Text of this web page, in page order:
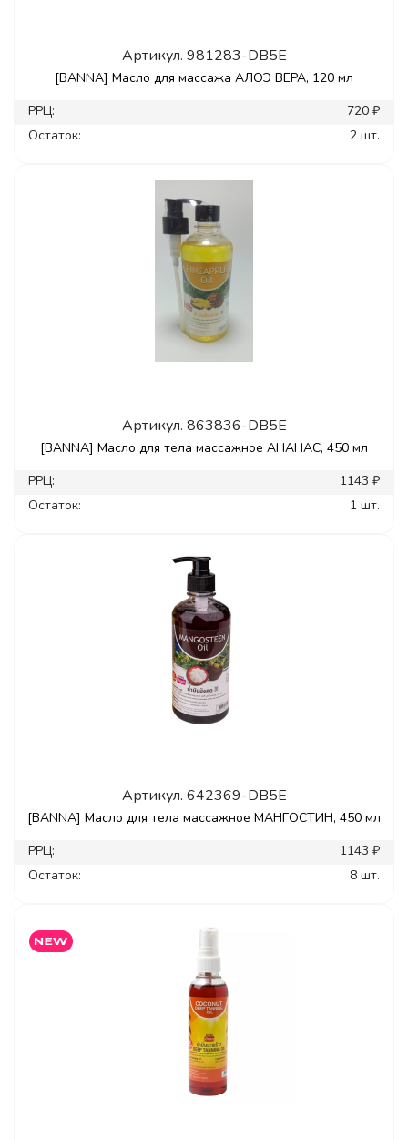
Артикул. 981283-DB5E
[BANNA] Масло для массажа АЛОЭ ВЕРА, 120 мл
РРЦ:
720 ₽
Остаток:
2 шт.
Артикул. 863836-DB5E
[BANNA] Масло для тела массажное АНАНАС, 450 мл
РРЦ:
1143 ₽
Остаток:
1 шт.
Артикул. 642369-DB5E
[BANNA] Масло для тела массажное МАНГОСТИН, 450 мл
РРЦ:
1143 ₽
Остаток:
8 шт.